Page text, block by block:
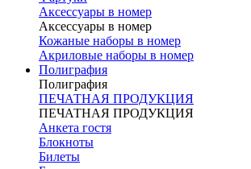
Аксессуары в номер
Аксессуары в номер
Кожаные наборы в номер
Акриловые наборы в номер
Полиграфия
Полиграфия
ПЕЧАТНАЯ ПРОДУКЦИЯ
ПЕЧАТНАЯ ПРОДУКЦИЯ
Анкета гостя
Блокноты
Билеты